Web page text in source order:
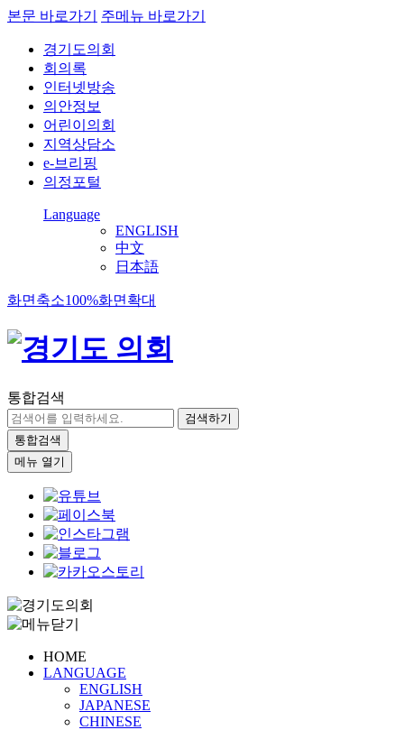
본문 바로가기 주메뉴 바로가기
경기도의회
회의록
인터넷방송
의안정보
어린이의회
지역상담소
e-브리핑
의정포털
Language
ENGLISH
中文
日本語
화면축소100%화면확대
통합검색
검색하기
통합검색
메뉴 열기
HOME
LANGUAGE
ENGLISH
JAPANESE
CHINESE